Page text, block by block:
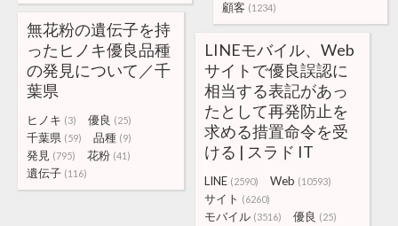
顧客 (1234)
無花粉の遺伝子を持
ったヒノキ優良品種
の発見について／千
葉県
ヒノキ (3) 優良 (25)
千葉県 (59) 品種 (9)
発見 (795) 花粉 (41)
遺伝子 (116)
LINEモバイル、Web
サイトで優良誤認に
相当する表記があっ
たとして再発防止を
求める措置命令を受
ける | スラド IT
LINE (2590) Web (10593)
サイト (6260)
モバイル (3516) 優良 (25)